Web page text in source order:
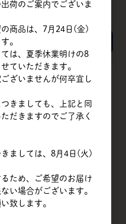
荷のご案内でございま
商品は、7月24日(金)
。
は、夏季休業明けの8
ていただきます。
ざいませんが何卒宜し
きましても、上記と同
だきますのでご了承く
ましては、8月4日(火)
ため、ご希望のお届け
い場合がございます。
致します。